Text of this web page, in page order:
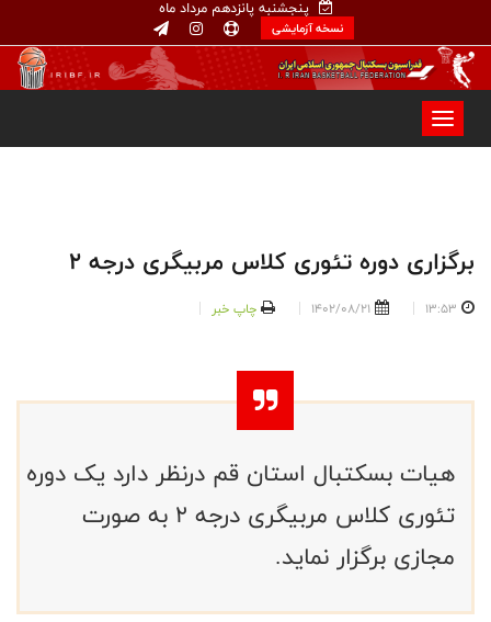
پنجشنبه پانزدهم مرداد ماه
نسخه آزمایشی
برگزاری دوره تئوری کلاس مربیگری درجه 2
13:53
1402/08/21 چاپ خبر
هیات بسکتبال استان قم درنظر دارد یک دوره
تئوری کلاس مربیگری درجه ۲ به صورت
مجازی برگزار نماید.